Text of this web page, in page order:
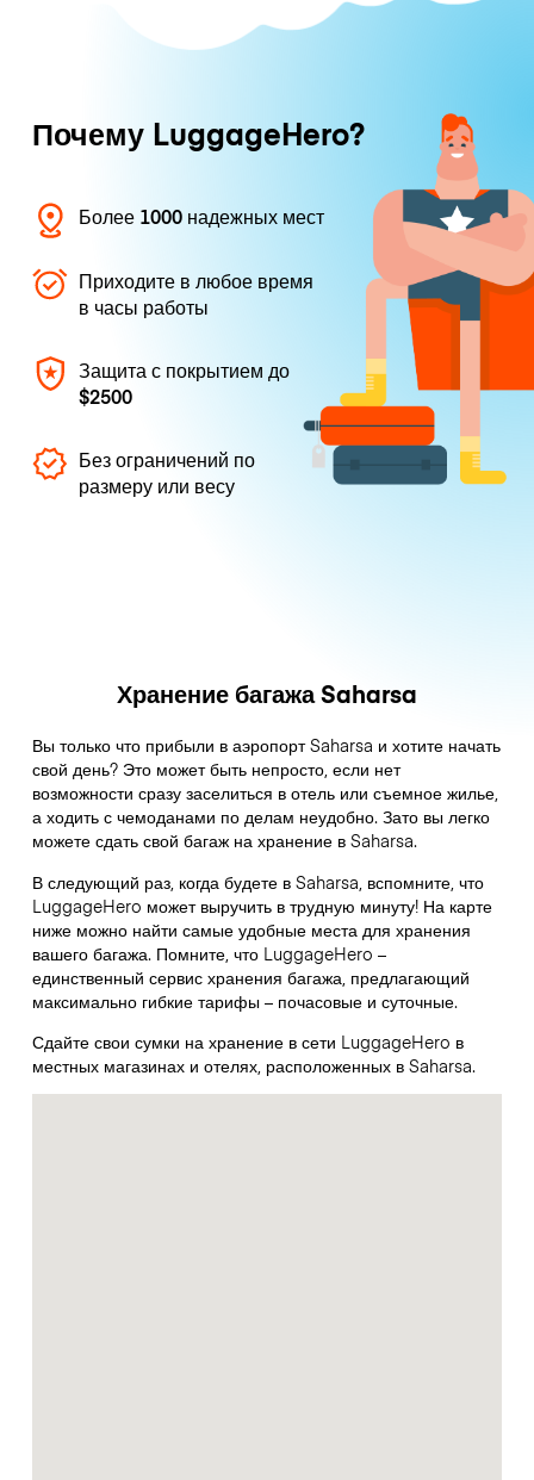
Почему LuggageHero?
Более 1000 надежных мест
Приходите в любое время
в часы работы
Защита с покрытием до
$2500
Без ограничений по
размеру или весу
Хранение багажа Saharsa
Вы только что прибыли в аэропорт Saharsa и хотите начать
свой день? Это может быть непросто, если нет
возможности сразу заселиться в отель или съемное жилье,
а ходить с чемоданами по делам неудобно. Зато вы легко
можете сдать свой багаж на хранение в Saharsa.
В следующий раз, когда будете в Saharsa, вспомните, что
LuggageHero может выручить в трудную минуту! На карте
ниже можно найти самые удобные места для хранения
вашего багажа. Помните, что LuggageHero –
единственный сервис хранения багажа, предлагающий
максимально гибкие тарифы – почасовые и суточные.
Сдайте свои сумки на хранение в сети LuggageHero в
местных магазинах и отелях, расположенных в Saharsa.